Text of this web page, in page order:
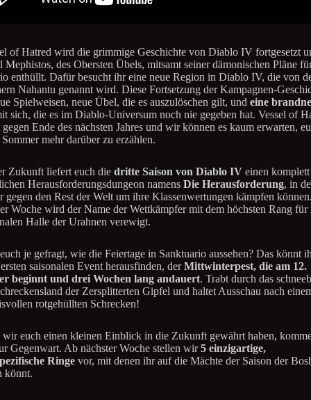
of Hatred wird die grimmige Geschichte von Diablo IV fortgesetzt
Mephistos, des Obersten Übels, mitsamt seiner dämonischen Pläne
enthüllt. Dafür besucht ihr eine neue Region in Diablo IV, die von
Nahantu genannt wird. Diese Fortsetzung der Kampagnen-
Spielweisen, neue Übel, die es auszulöschen gilt, und eine
sich, die es im Diablo-Universum noch nie gegeben hat. Vessel of
gegen Ende des nächsten Jahres und wir können es kaum erwarten,
Sommer mehr darüber zu erzählen.
Zukunft liefert euch die dritte Saison von Diablo IV einen
Herausforderungsdungeon namens Die Herausforderung, in
gegen den Rest der Welt um ihre Klassenwertungen kämpfen
Woche wird der Name der Wettkämpfer mit dem höchsten Rang
Halle der Urahnen verewigt.
je gefragt, wie die Feiertage in Sanktuario aussehen? Das könnt
saisonalen Event herausfinden, derMittwinterpest, die am 12.
beginnt und drei Wochen lang andauert. Trabt durch das
der Zersplitterten Gipfel und haltet Ausschau nach
rotgehüllten Schrecken!
wir euch einen kleinen Einblick in die Zukunft gewährt haben,
Gegenwart. Ab nächster Woche stellen wir5 einzigartige,
Ringe vor, mit denen ihr auf die Mächte der Saison der
könnt.